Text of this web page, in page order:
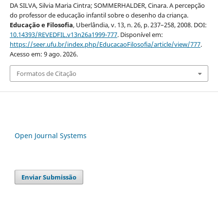
DA SILVA, Silvia Maria Cintra; SOMMERHALDER, Cinara. A percepção
do professor de educação infantil sobre o desenho da criança.
Educação e Filosofia, Uberlândia, v. 13, n. 26, p. 237–258, 2008. DOI:
10.14393/REVEDFIL.v13n26a1999-777. Disponível em:
https://seer.ufu.br/index.php/EducacaoFilosofia/article/view/777.
Acesso em: 9 ago. 2026.
Formatos de Citação
Open Journal Systems
Enviar Submissão